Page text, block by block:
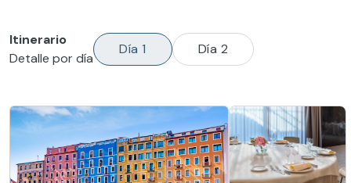
Itinerario
Detalle por día
Día 1 Día 2